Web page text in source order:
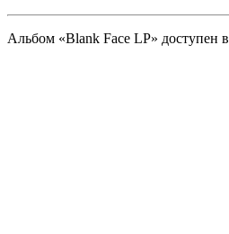
Альбом «Blank Face LP» доступен в